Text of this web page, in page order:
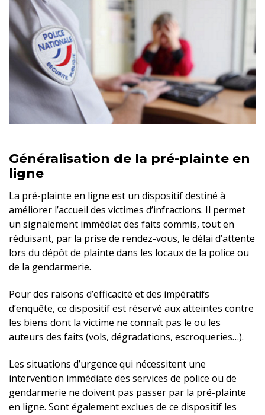
Généralisation de la pré-plainte en
ligne
La pré-plainte en ligne est un dispositif destiné à
améliorer l’accueil des victimes d’infractions. Il permet
un signalement immédiat des faits commis, tout en
réduisant, par la prise de rendez-vous, le délai d’attente
lors du dépôt de plainte dans les locaux de la police ou
de la gendarmerie.
Pour des raisons d’efficacité et des impératifs
d’enquête, ce dispositif est réservé aux atteintes contre
les biens dont la victime ne connaît pas le ou les
auteurs des faits (vols, dégradations, escroqueries…).
Les situations d’urgence qui nécessitent une
intervention immédiate des services de police ou de
gendarmerie ne doivent pas passer par la pré-plainte
en ligne. Sont également exclues de ce dispositif les